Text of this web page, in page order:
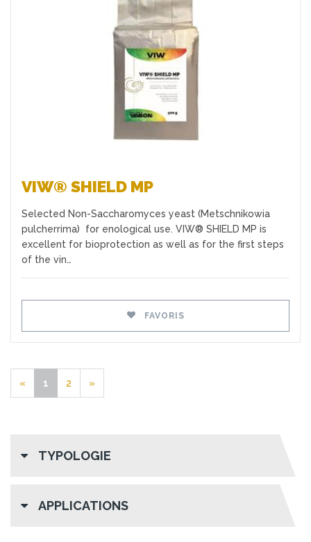
Favoris
VIW® SHIELD MP
Selected Non-Saccharomyces yeast (Metschnikowia
pulcherrima) for enological use. VIW® SHIELD MP is
excellent for bioprotection as well as for the first steps
of the vin…
FAVORIS
« 1 2 »
TYPOLOGIE
APPLICATIONS